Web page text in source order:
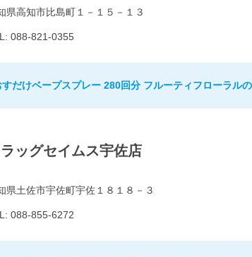
県高知市比島町１－１５－１３
088-821-0355
すだけベープスプレー 280回分 フルーティフローラル
ラッグセイムス宇佐店
県土佐市宇佐町宇佐１８１８－３
088-855-6272